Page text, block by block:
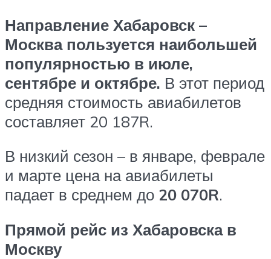
Направление Хабаровск –
Москва пользуется наибольшей
популярностью в июле,
сентябре и октябре. В этот период
средняя стоимость авиабилетов
составляет 20 187R.
В низкий сезон – в январе, феврале
и марте цена на авиабилеты
падает в среднем до 20 070R.
Прямой рейс из Хабаровска в
Москву